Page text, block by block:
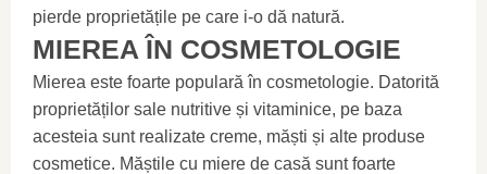
pierde proprietățile pe care i-o dă natură.
MIEREA ÎN COSMETOLOGIE
Mierea este foarte populară în cosmetologie. Datorită
proprietăților sale nutritive și vitaminice, pe baza
acesteia sunt realizate creme, măști și alte produse
cosmetice. Măștile cu miere de casă sunt foarte